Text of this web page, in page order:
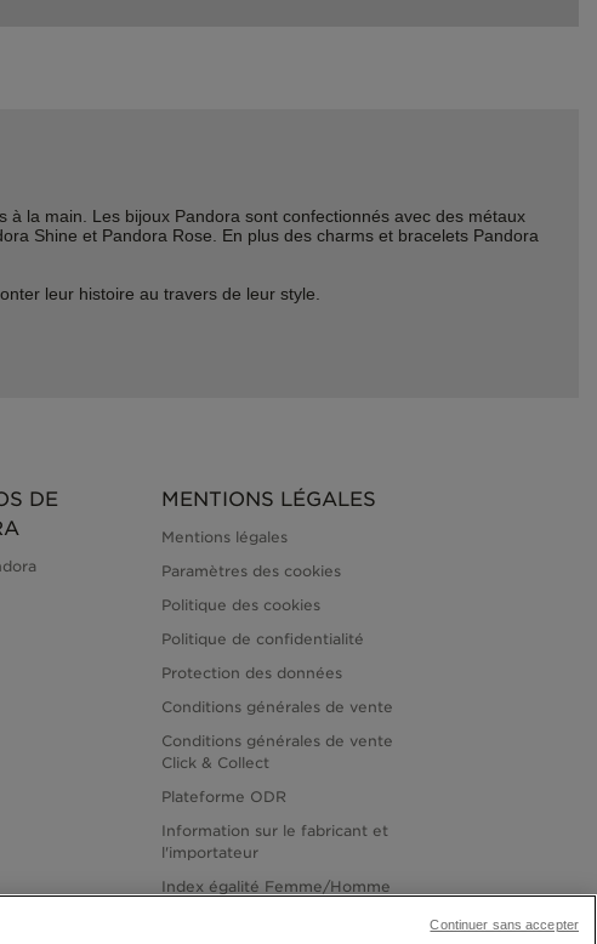
la main. Les bijoux Pandora sont confectionnés avec des métaux
Shine et Pandora Rose. En plus des charms et bracelets Pandora
leur histoire au travers de leur style.
DE
MENTIONS LÉGALES
Mentions légales
Paramètres des cookies
Politique des cookies
Politique de confidentialité
Protection des données
Conditions générales de vente
Conditions générales de vente
Click & Collect
Plateforme ODR
Information sur le fabricant et
l'importateur
Index égalité Femme/Homme
Continuer sans accepter